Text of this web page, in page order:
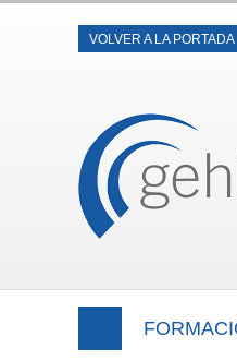
VOLVER A LA PORTADA